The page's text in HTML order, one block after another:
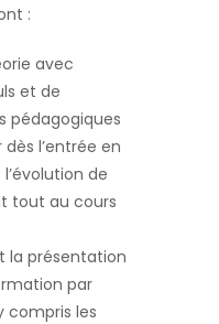
:
avec
et de
pédagogiques
l’entrée en
de
tout au cours
la présentation
par
compris les